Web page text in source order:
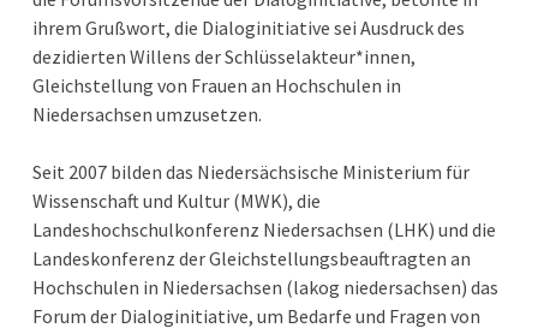
ihrem Grußwort, die Dialoginitiative sei Ausdruck des
dezidierten Willens der Schlüsselakteur*innen,
Gleichstellung von Frauen an Hochschulen in
Niedersachsen umzusetzen.
Seit 2007 bilden das Niedersächsische Ministerium für
Wissenschaft und Kultur (MWK), die
Landeshochschulkonferenz Niedersachsen (LHK) und die
Landeskonferenz der Gleichstellungsbeauftragten an
Hochschulen in Niedersachsen (lakog niedersachsen) das
Forum der Dialoginitiative, um Bedarfe und Fragen von